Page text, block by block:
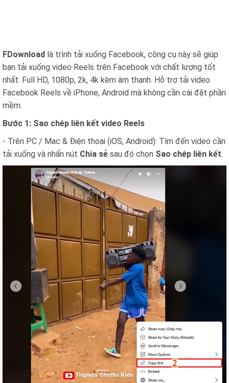
FDownload là trình tải xuống Facebook, công cụ này sẽ giúp
bạn tải xuống video Reels trên Facebook với chất lượng tốt
nhất: Full HD, 1080p, 2k, 4k kèm âm thanh. Hỗ trợ tải video
Facebook Reels về iPhone, Android mà không cần cài đặt phần
mềm.
Bước 1: Sao chép liên kết video Reels
- Trên PC / Mac & Điện thoại (iOS, Android): Tìm đến video cần
tải xuống và nhấn nút Chia sẻ sau đó chọn Sao chép liên kết.